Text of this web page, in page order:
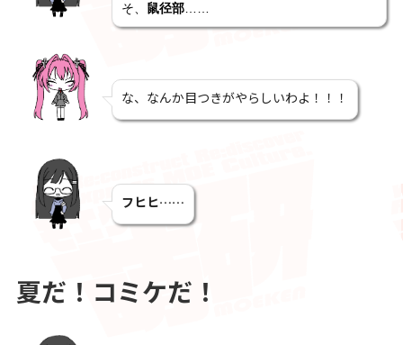
そ、 鼠径部
な、なんか目つきがやらしいわよ！！！
フヒヒ……
夏だ！コミケだ！